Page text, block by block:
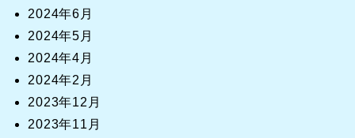
2024年6月
2024年5月
2024年4月
2024年2月
2023年12月
2023年11月